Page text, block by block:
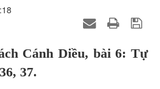
Cánh Diều, bài 6: Tự
37.